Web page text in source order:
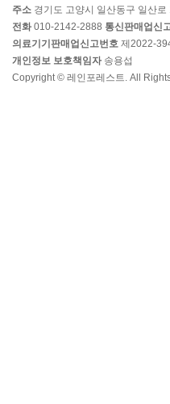
주소 경기도 고양시 일산동구 일산
전화 010-2142-2888 통신판매업신
의료기기판매업신고번호 제2022-
개인정보 보호책임자 송용섭
Copyright © 레인포레스트. All